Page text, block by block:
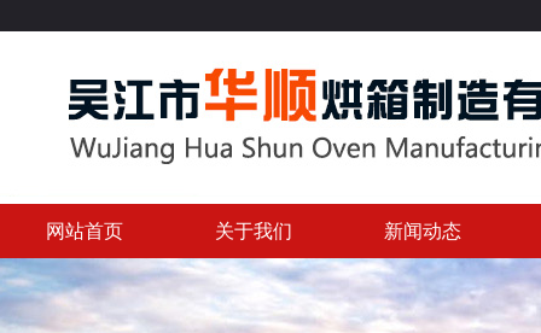
网站首页 关于我们 新闻动态